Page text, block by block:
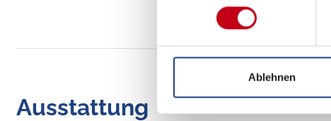
Ablehnen
Ausstattung